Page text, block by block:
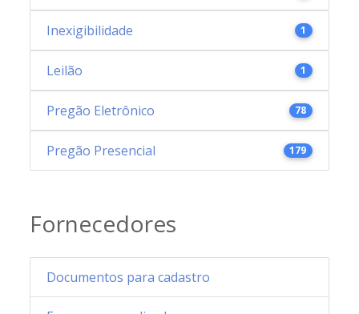
Inexigibilidade 1
Leilão 1
Pregão Eletrônico 78
Pregão Presencial 179
Fornecedores
Documentos para cadastro